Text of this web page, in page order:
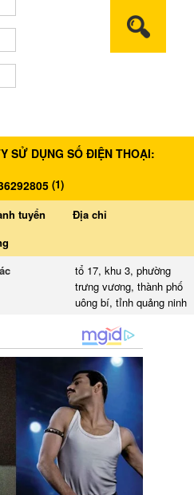
SỬ DỤNG SỐ ĐIỆN THOẠI:
(1)
tuyển
Địa chỉ
tổ 17, khu 3, phường
trưng vương, thành phố
uông bí, tỉnh quảng ninh